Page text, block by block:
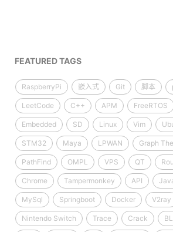
FEATURED TAGS
RaspberryPi 嵌入式 Git 脚本
LeetCode C++ APM FreeRTOS
Embedded SD Linux Vim
STM32 Maya LPWAN Graph
PathFind OMPL VPS QT
Chrome Tampermonkey API
MySql Springboot Docker V2ray
Nintendo Switch Trace Crack